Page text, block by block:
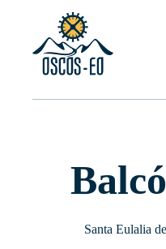
Inicio¿Qué visitar?
Santa Eulalia